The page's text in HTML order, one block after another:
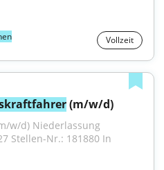
Vollzeit
(m/w/d)
w/d) Niederlassung
Stellen-Nr.: 181880 In